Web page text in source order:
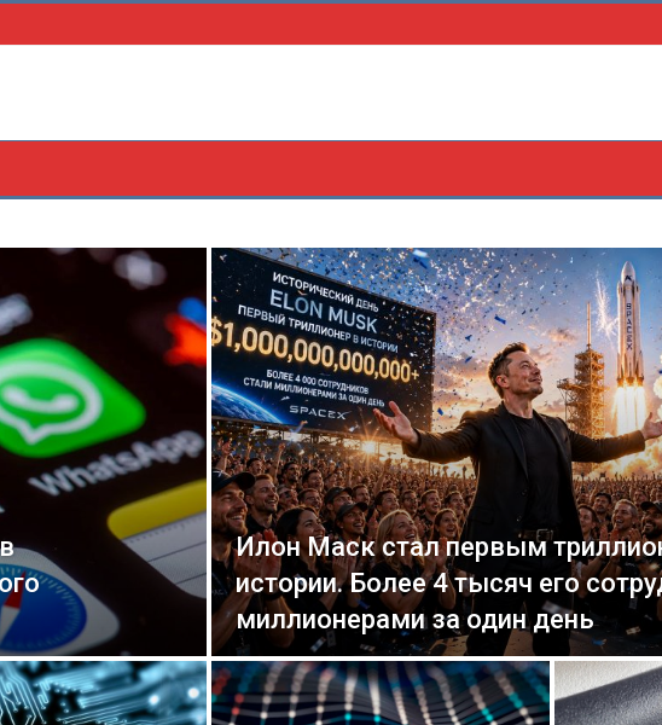
Илон Маск стал первым
истории. Более 4 тысяч его
миллионерами за один день